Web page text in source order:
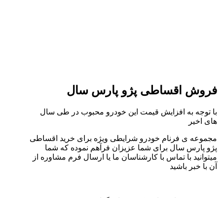
فروش اقساطی پژو پارس سال
با توجه به افزایش قیمت این خودرو محبوب در طی سال
های اخیر
مجموعه ی فرنام خودرو شرایطی ویژه برای خرید اقساطی
پژو پارس سال برای شما عزیزان فرآهم نموده که شما
میتوانید با تماس با کارشناسان ما یا ارسال فرم مشاوره از
آن با خبر باشید